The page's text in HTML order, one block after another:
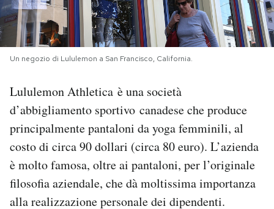
NEWSLETTER
I MIEI PREFERITI
SHOP
CALENDARIO
AREA PERSONALE
Area Personale
Un negozio di Lululemon a San Francisco, California.
Lululemon Athletica è una società
d’abbigliamento sportivo canadese che produce
principalmente pantaloni da yoga femminili, al
costo di circa 90 dollari (circa 80 euro). L’azienda
è molto famosa, oltre ai pantaloni, per l’originale
filosofia aziendale, che dà moltissima importanza
alla realizzazione personale dei dipendenti.